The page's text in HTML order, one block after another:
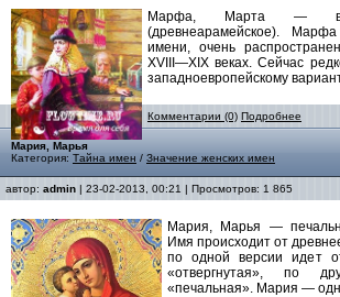
Марфа, Марта —
(древнеарамейское).
имени, очень
XVIII—XIX веках. Сейчас
западноевропейскому
Комментарии (0) Подробнее
Мария, Марья
Категория: Тайна имен / Значение женских имен
автор: admin | 23-02-2013, 00:21 | Просмотров: 1 865
Мария, Марья —
Имя происходит от
по одной версии идет
«отвергнутая», по
«печальная». Мария —